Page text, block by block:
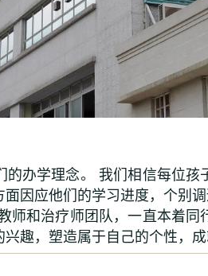
的办学理念。 我们相信每位
因应他们的学习进度，个别
师和治疗师团队，一直本着
趣，塑造属于自己的个性，成